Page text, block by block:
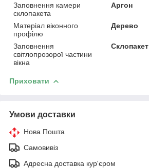
Заповнення камери
склопакета
Аргон
Матеріал віконного
профілю
Дерево
Заповнення
світлопрозорої частини
вікна
Склопакет
Приховати
Умови доставки
Нова Пошта
Самовивіз
Адресна доставка кур'єром